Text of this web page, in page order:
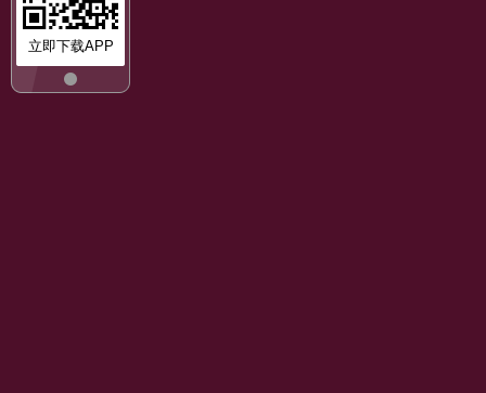
立即下载APP